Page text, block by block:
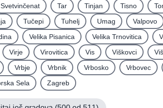
Svetvinčenat Tar Tinjan Tisno
Tučepi Tuhelj Umag Valpovo
Velika Pisanica Velika Trnovitica
Virje Virovitica Vis Viškovci
Vrbje Vrbnik Vrbosko Vrbovec
Sela Zagreb